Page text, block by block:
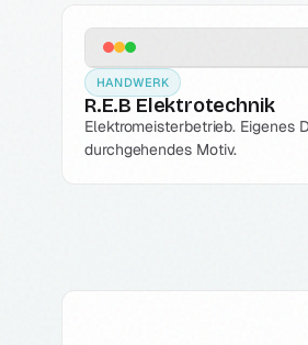
HANDWERK
R.E.B Elektrotechnik
Elektromeisterbetrieb. Eigenes
durchgehendes Motiv.